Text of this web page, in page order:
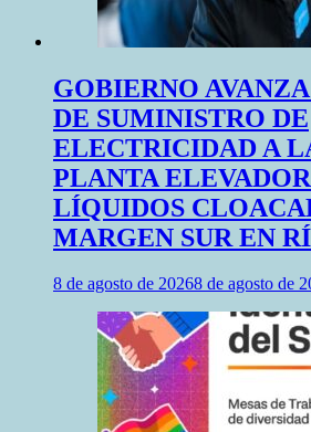
GOBIERNO
DE SUMINISTRO DE
ELECTRICIDAD A
PLANTA
LÍQUIDOS
MARGEN SUR EN
8 de agosto de 20268 de agosto de